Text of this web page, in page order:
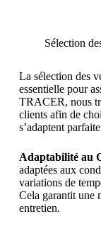
Sélection
La sélection des
essentielle pour
TRACER, nous
clients afin de
s’adaptent
Adaptabilité au
adaptées aux
variations de
Cela garantit une
entretien.